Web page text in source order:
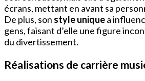
écrans, mettant en avant sa
De plus, son style uniquea
gens, faisant d’elle une figure
du divertissement.
Réalisations de carrière